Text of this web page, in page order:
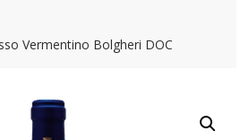
Vermentino Bolgheri DOC